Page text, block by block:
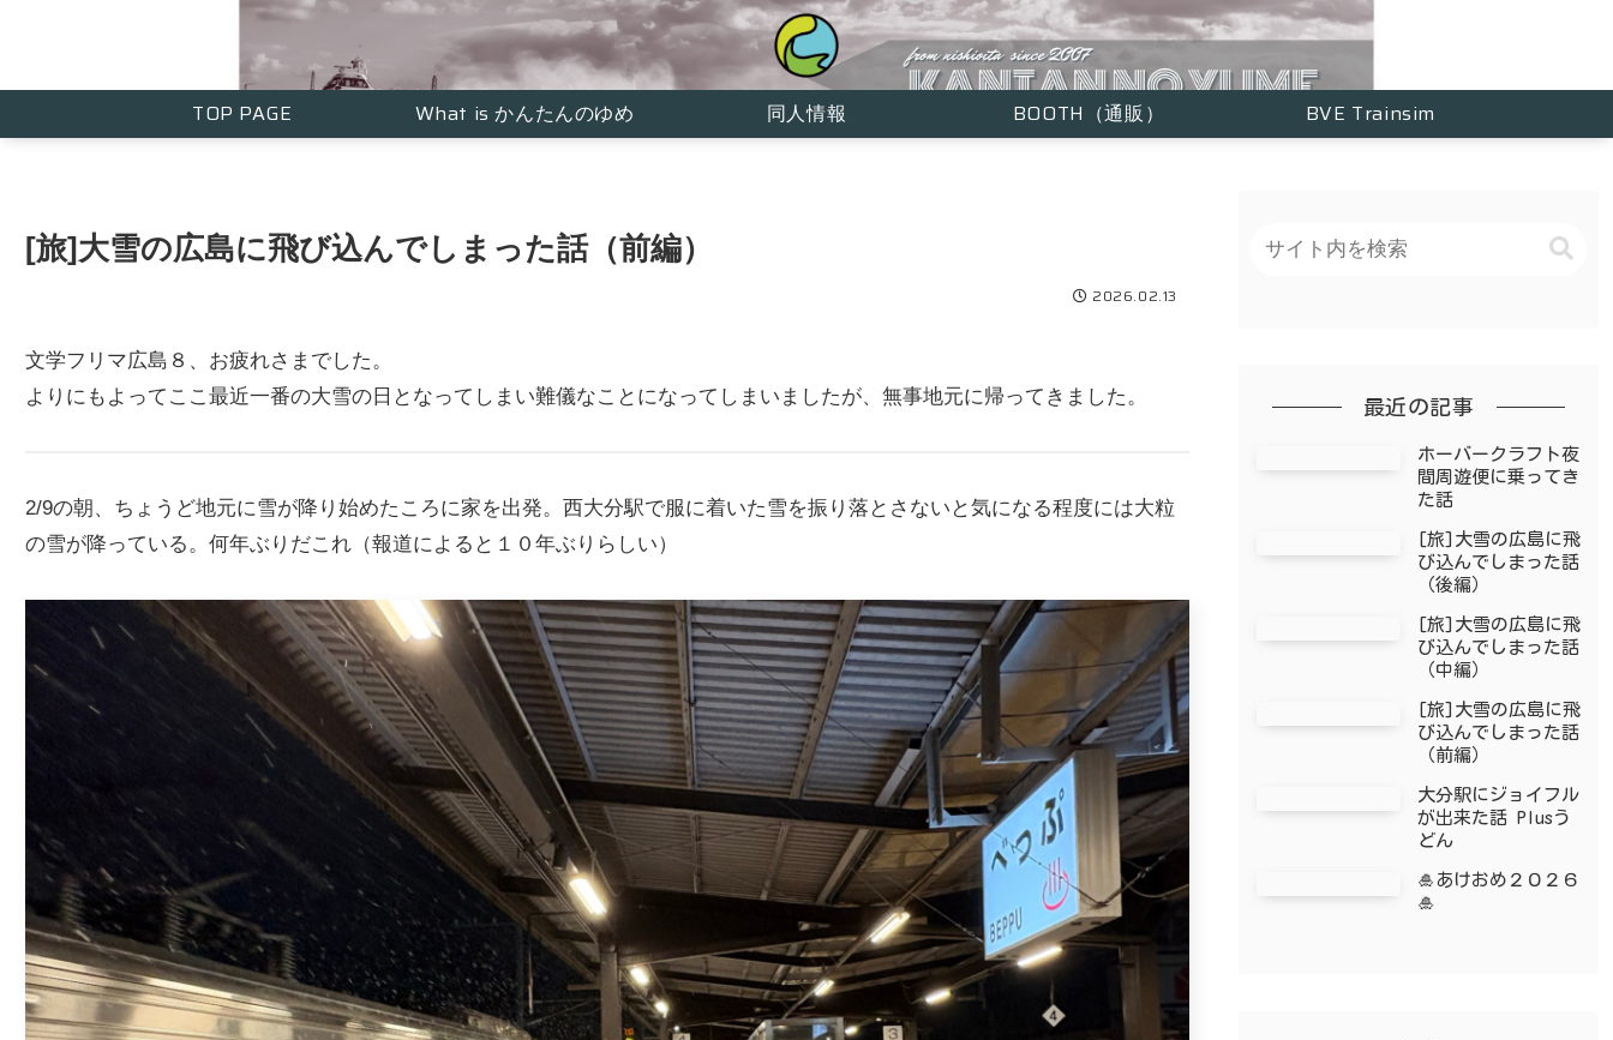
TOP PAGE What is かんたんのゆめ 同人情報 BOOTH（通販） BVE Trainsim
[旅]大雪の広島に飛び込んでしまった話（前編）
2026.02.13
文学フリマ広島８、お疲れさまでした。
よりにもよってここ最近一番の大雪の日となってしまい難儀なことになってしまいましたが、無事地元に帰ってきました。
2/9の朝、ちょうど地元に雪が降り始めたころに家を出発。西大分駅で服に着いた雪を振り落とさないと気になる程度には大粒
の雪が降っている。何年ぶりだこれ（報道によると１０年ぶりらしい）
最近の記事
ホーバークラフト夜
間周遊便に乗ってき
た話
[旅]大雪の広島に飛
び込んでしまった話
（後編）
[旅]大雪の広島に飛
び込んでしまった話
（中編）
[旅]大雪の広島に飛
び込んでしまった話
（前編）
大分駅にジョイフル
が出来た話 Plusう
どん
🎍あけおめ２０２６
🎍